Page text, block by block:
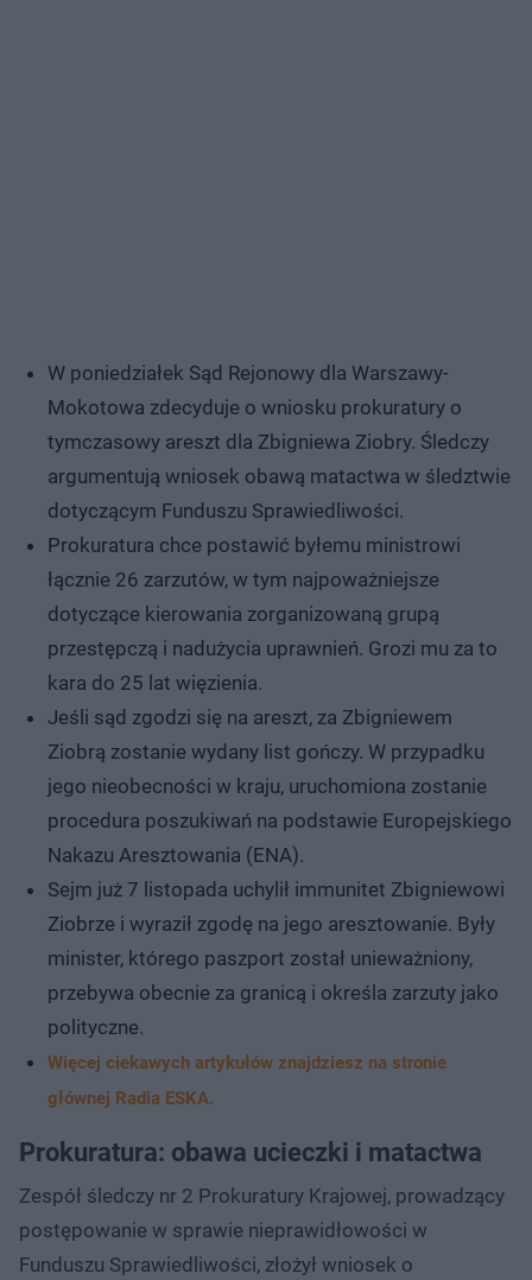
W poniedziałek Sąd Rejonowy dla Warszawy-
Mokotowa zdecyduje o wniosku prokuratury o
tymczasowy areszt dla Zbigniewa Ziobry. Śledczy
argumentują wniosek obawą matactwa w śledztwie
dotyczącym Funduszu Sprawiedliwości.
Prokuratura chce postawić byłemu ministrowi
łącznie 26 zarzutów, w tym najpoważniejsze
dotyczące kierowania zorganizowaną grupą
przestępczą i nadużycia uprawnień. Grozi mu za to
kara do 25 lat więzienia.
Jeśli sąd zgodzi się na areszt, za Zbigniewem
Ziobrą zostanie wydany list gończy. W przypadku
jego nieobecności w kraju, uruchomiona zostanie
procedura poszukiwań na podstawie Europejskiego
Nakazu Aresztowania (ENA).
Sejm już 7 listopada uchylił immunitet Zbigniewowi
Ziobrze i wyraził zgodę na jego aresztowanie. Były
minister, którego paszport został unieważniony,
przebywa obecnie za granicą i określa zarzuty jako
polityczne.
Więcej ciekawych artykułów znajdziesz na stronie
głównej Radia ESKA.
Prokuratura: obawa ucieczki i matactwa
Zespół śledczy nr 2 Prokuratury Krajowej, prowadzący
postępowanie w sprawie nieprawidłowości w
Funduszu Sprawiedliwości, złożył wniosek o